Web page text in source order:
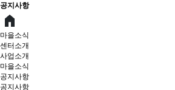
공지사항
마을소식
센터소개
사업소개
마을소식
공지사항
공지사항